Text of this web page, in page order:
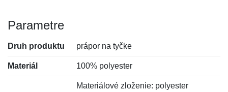
Parametre
Druh produktu prápor na tyčke
Materiál 100% polyester
Materiálové zloženie: polyester